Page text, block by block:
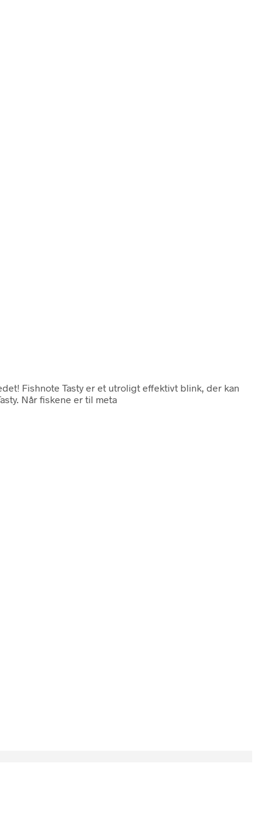
Fishnote Tasty er et utroligt effektivt blink, der kan
Når fiskene er til meta